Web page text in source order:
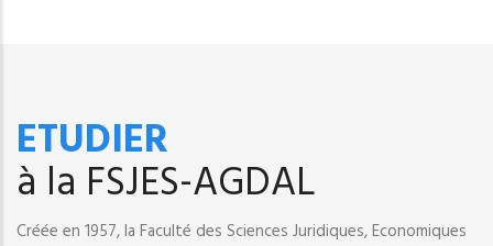
ETUDIER
à la FSJES-AGDAL
Créée en 1957, la Faculté des Sciences Juridiques, Economiques